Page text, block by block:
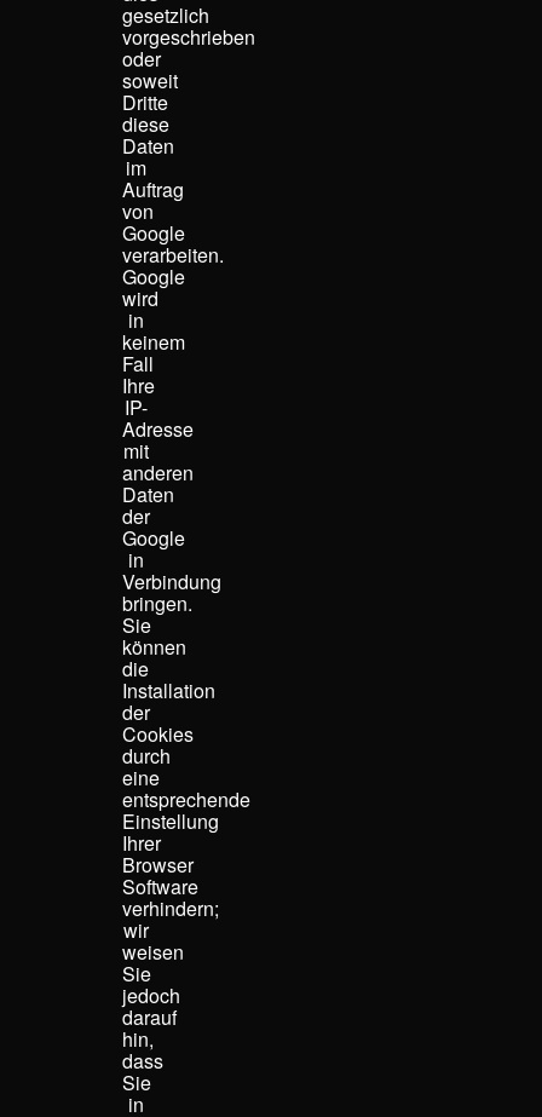
gesetzlich
vorgeschrieben
oder
soweit
Dritte
diese
Daten
im
Auftrag
von
Google
verarbeiten.
Google
wird
in
keinem
Fall
Ihre
IP-
Adresse
mit
anderen
Daten
der
Google
in
Verbindung
bringen.
Sie
können
die
Installation
der
Cookies
durch
eine
entsprechende
Einstellung
Ihrer
Browser
Software
verhindern;
wir
weisen
Sie
jedoch
darauf
hin,
dass
Sie
in